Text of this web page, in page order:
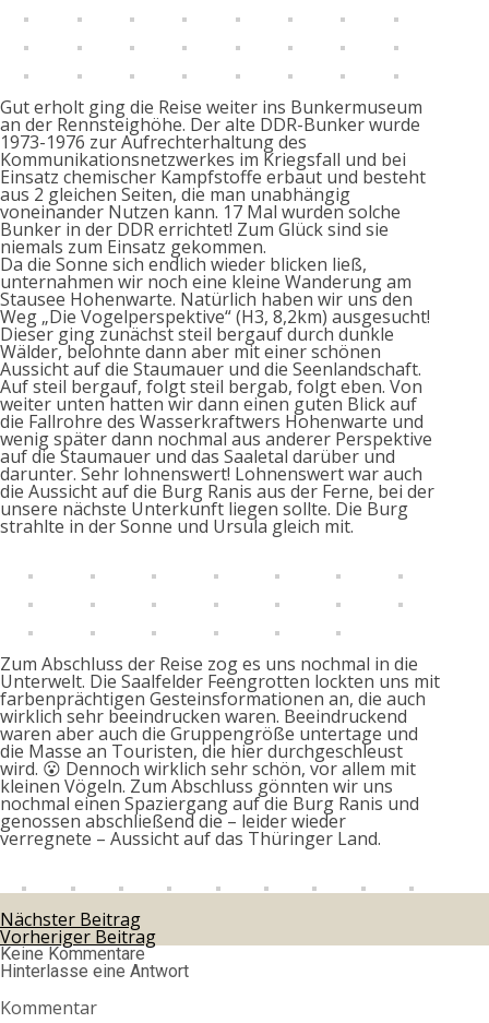
Gut erholt ging die Reise weiter ins Bunkermuseum
an der Rennsteighöhe. Der alte DDR-Bunker wurde
1973-1976 zur Aufrechterhaltung des
Kommunikationsnetzwerkes im Kriegsfall und bei
Einsatz chemischer Kampfstoffe erbaut und besteht
aus 2 gleichen Seiten, die man unabhängig
voneinander Nutzen kann. 17 Mal wurden solche
Bunker in der DDR errichtet! Zum Glück sind sie
niemals zum Einsatz gekommen.
Da die Sonne sich endlich wieder blicken ließ,
unternahmen wir noch eine kleine Wanderung am
Stausee Hohenwarte. Natürlich haben wir uns den
Weg „Die Vogelperspektive“ (H3, 8,2km) ausgesucht!
Dieser ging zunächst steil bergauf durch dunkle
Wälder, belohnte dann aber mit einer schönen
Aussicht auf die Staumauer und die Seenlandschaft.
Auf steil bergauf, folgt steil bergab, folgt eben. Von
weiter unten hatten wir dann einen guten Blick auf
die Fallrohre des Wasserkraftwers Hohenwarte und
wenig später dann nochmal aus anderer Perspektive
auf die Staumauer und das Saaletal darüber und
darunter. Sehr lohnenswert! Lohnenswert war auch
die Aussicht auf die Burg Ranis aus der Ferne, bei der
unsere nächste Unterkunft liegen sollte. Die Burg
strahlte in der Sonne und Ursula gleich mit.
Zum Abschluss der Reise zog es uns nochmal in die
Unterwelt. Die Saalfelder Feengrotten lockten uns mit
farbenprächtigen Gesteinsformationen an, die auch
wirklich sehr beeindrucken waren. Beeindruckend
waren aber auch die Gruppengröße untertage und
die Masse an Touristen, die hier durchgeschleust
wird. 😮 Dennoch wirklich sehr schön, vor allem mit
kleinen Vögeln. Zum Abschluss gönnten wir uns
nochmal einen Spaziergang auf die Burg Ranis und
genossen abschließend die – leider wieder
verregnete – Aussicht auf das Thüringer Land.
Nächster Beitrag
Vorheriger Beitrag
Keine Kommentare
Hinterlasse eine Antwort
Kommentar